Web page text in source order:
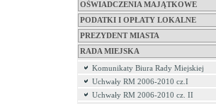
OŚWIADCZENIA MAJĄTKOWE
PODATKI I OPŁATY LOKALNE
PREZYDENT MIASTA
RADA MIEJSKA
Komunikaty Biura Rady Miejskiej
Uchwały RM 2006-2010 cz.I
Uchwały RM 2006-2010 cz. II